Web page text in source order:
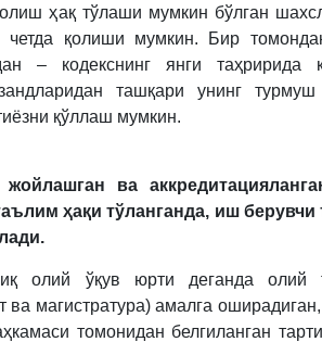
ҳақ тўлаши мумкин бўлган
четда қолиши мумкин. Бир
– кодекснинг янги таҳририда
ташқари унинг турмуш
қўллаш мумкин.
ва
ҳақи тўланганда, иш берувчи
олий ўқув юрти деганда олий
ва магистратура) амалга оширадиган,
томонидан белгиланган